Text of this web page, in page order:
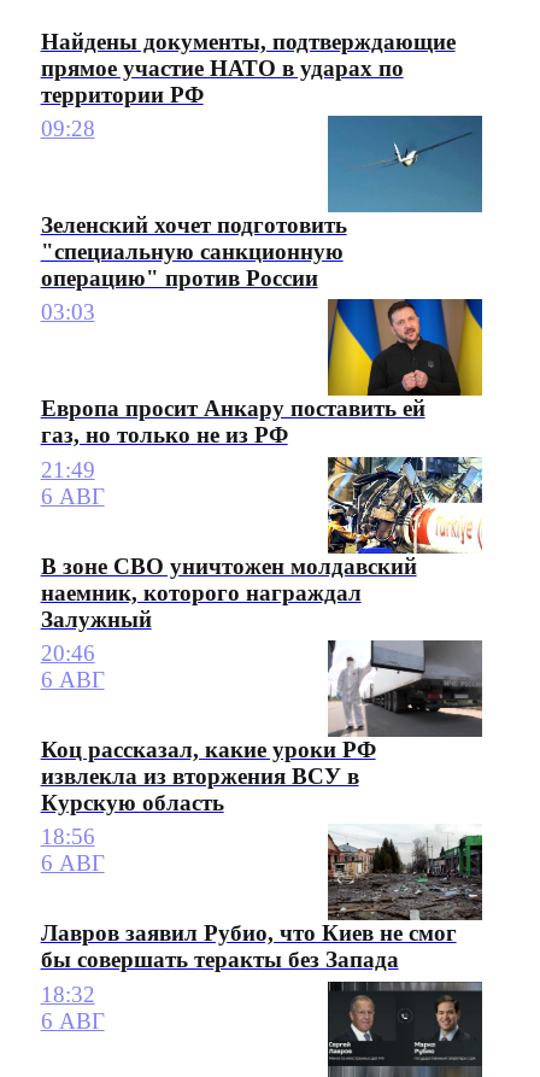
Найдены документы, подтверждающие
прямое участие НАТО в ударах по
территории РФ
09:28
Зеленский хочет подготовить
"специальную санкционную
операцию" против России
03:03
Европа просит Анкару поставить ей
газ, но только не из РФ
21:49
6 АВГ
В зоне СВО уничтожен молдавский
наемник, которого награждал
Залужный
20:46
6 АВГ
Коц рассказал, какие уроки РФ
извлекла из вторжения ВСУ в
Курскую область
18:56
6 АВГ
Лавров заявил Рубио, что Киев не смог
бы совершать теракты без Запада
18:32
6 АВГ